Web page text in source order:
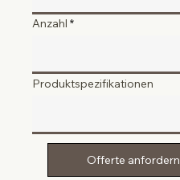
Anzahl
Produktspezifikationen
Offerte anfordern